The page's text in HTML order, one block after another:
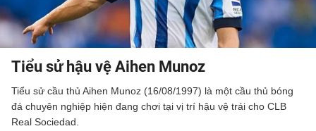
Tiểu sử hậu vệ Aihen Munoz
Tiểu sử cầu thủ Aihen Munoz (16/08/1997) là một cầu thủ bóng
đá chuyên nghiệp hiện đang chơi tại vị trí hậu vệ trái cho CLB
Real Sociedad.